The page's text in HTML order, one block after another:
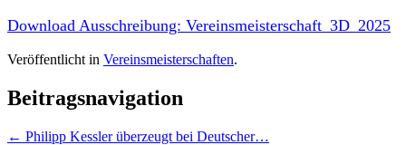
Download Ausschreibung: Vereinsmeisterschaft_3D_2025
Veröffentlicht in Vereinsmeisterschaften.
Beitragsnavigation
← Philipp Kessler überzeugt bei Deutscher…